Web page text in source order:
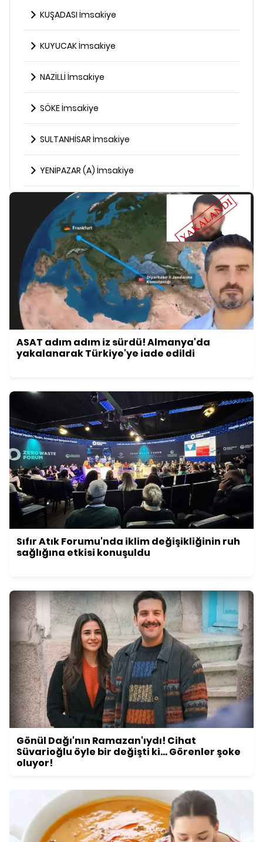
KUŞADASI İmsakiye
KUYUCAK İmsakiye
NAZİLLİ İmsakiye
SÖKE İmsakiye
SULTANHİSAR İmsakiye
YENİPAZAR (A) İmsakiye
ASAT adım adım iz sürdü! Almanya'da
yakalanarak Türkiye'ye iade edildi
Sıfır Atık Forumu'nda iklim değişikliğinin ruh
sağlığına etkisi konuşuldu
Gönül Dağı'nın Ramazan'ıydı! Cihat
Süvarioğlu öyle bir değişti ki... Görenler şoke
oluyor!